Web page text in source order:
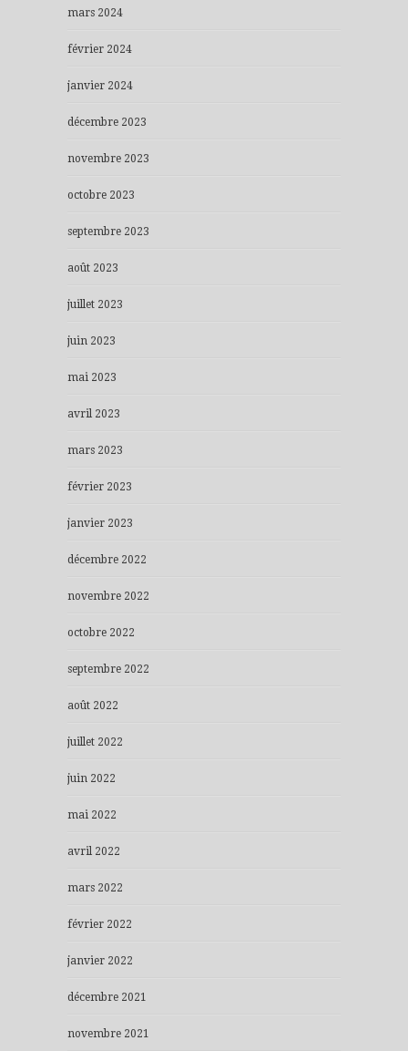
mars 2024
février 2024
janvier 2024
décembre 2023
novembre 2023
octobre 2023
septembre 2023
août 2023
juillet 2023
juin 2023
mai 2023
avril 2023
mars 2023
février 2023
janvier 2023
décembre 2022
novembre 2022
octobre 2022
septembre 2022
août 2022
juillet 2022
juin 2022
mai 2022
avril 2022
mars 2022
février 2022
janvier 2022
décembre 2021
novembre 2021